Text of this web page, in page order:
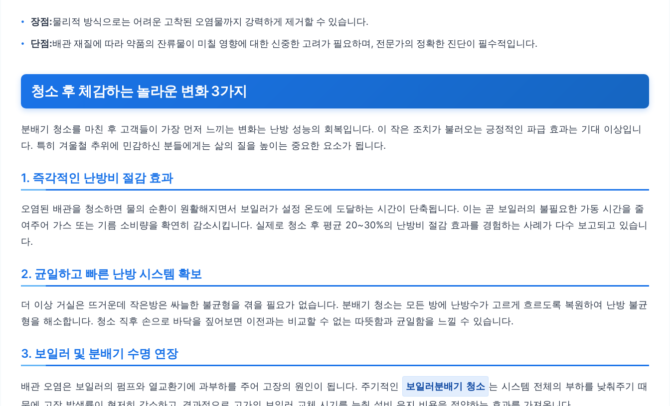
장점:물리적 방식으로는 어려운 고착된 오염물까지 강력하게 제거할 수 있습니다.
단점:배관 재질에 따라 약품의 잔류물이 미칠 영향에 대한 신중한 고려가 필요하며, 전문가의 정확한 진단이 필수적입니다.
청소 후 체감하는 놀라운 변화 3가지
분배기 청소를 마친 후 고객들이 가장 먼저 느끼는 변화는 난방 성능의 회복입니다. 이 작은 조치가 불러오는 긍정적인 파급 효과는 기대 이상입니
다. 특히 겨울철 추위에 민감하신 분들에게는 삶의 질을 높이는 중요한 요소가 됩니다.
1. 즉각적인 난방비 절감 효과
오염된 배관을 청소하면 물의 순환이 원활해지면서 보일러가 설정 온도에 도달하는 시간이 단축됩니다. 이는 곧 보일러의 불필요한 가동 시간을 줄
여주어 가스 또는 기름 소비량을 확연히 감소시킵니다. 실제로 청소 후 평균 20~30%의 난방비 절감 효과를 경험하는 사례가 다수 보고되고 있습니
다.
2. 균일하고 빠른 난방 시스템 확보
더 이상 거실은 뜨거운데 작은방은 싸늘한 불균형을 겪을 필요가 없습니다. 분배기 청소는 모든 방에 난방수가 고르게 흐르도록 복원하여 난방 불균
형을 해소합니다. 청소 직후 손으로 바닥을 짚어보면 이전과는 비교할 수 없는 따뜻함과 균일함을 느낄 수 있습니다.
3. 보일러 및 분배기 수명 연장
배관 오염은 보일러의 펌프와 열교환기에 과부하를 주어 고장의 원인이 됩니다. 주기적인 보일러분배기 청소 는 시스템 전체의 부하를 낮춰주기 때